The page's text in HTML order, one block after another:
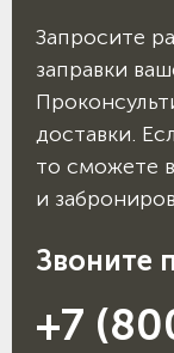
Запросите
заправки
доставки.
то сможете
и
Звоните
+7